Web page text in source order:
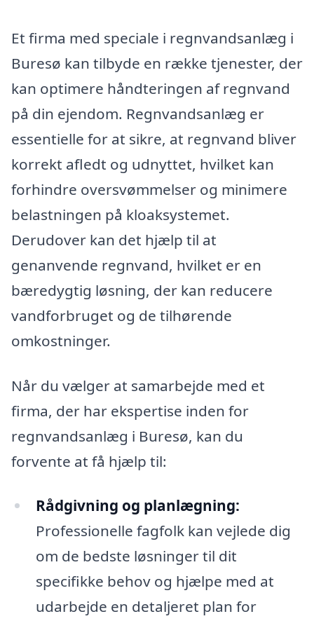
Et firma med speciale i regnvandsanlæg i
Buresø kan tilbyde en række tjenester, der
kan optimere håndteringen af regnvand
på din ejendom. Regnvandsanlæg er
essentielle for at sikre, at regnvand bliver
korrekt afledt og udnyttet, hvilket kan
forhindre oversvømmelser og minimere
belastningen på kloaksystemet.
Derudover kan det hjælp til at
genanvende regnvand, hvilket er en
bæredygtig løsning, der kan reducere
vandforbruget og de tilhørende
omkostninger.
Når du vælger at samarbejde med et
firma, der har ekspertise inden for
regnvandsanlæg i Buresø, kan du
forvente at få hjælp til:
Rådgivning og planlægning:
Professionelle fagfolk kan vejlede dig
om de bedste løsninger til dit
specifikke behov og hjælpe med at
udarbejde en detaljeret plan for